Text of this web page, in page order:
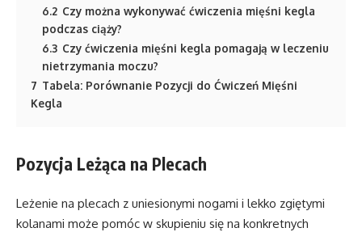
6.2 Czy można wykonywać ćwiczenia mięśni kegla
podczas ciąży?
6.3 Czy ćwiczenia mięśni kegla pomagają w leczeniu
nietrzymania moczu?
7 Tabela: Porównanie Pozycji do Ćwiczeń Mięśni
Kegla
Pozycja Leżąca na Plecach
Leżenie na plecach z uniesionymi nogami i lekko zgiętymi
kolanami może pomóc w skupieniu się na konkretnych